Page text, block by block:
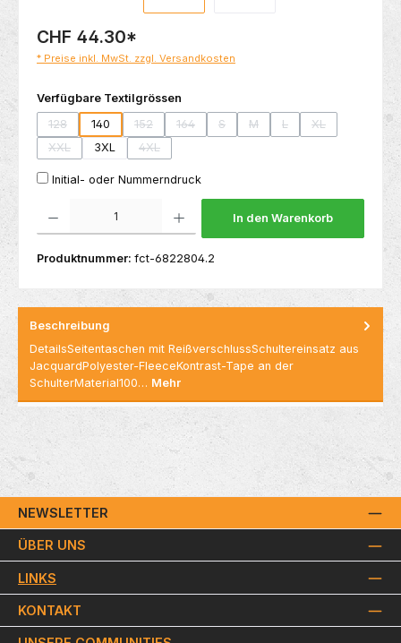
CHF 44.30*
* Preise inkl. MwSt. zzgl. Versandkosten
Verfügbare Textilgrössen
128
(Diese Option ist zurzeit nicht verfügbar.)
140 152
(Diese Option ist zurzeit nicht verfügbar.)
164
(Diese Option ist zurzeit nicht verfügbar.)
S
(Diese Option ist zurzeit nicht
M
(Diese Option ist zurzeit
L
(Diese Option ist
XL
(Diese Option
XXL
(Diese Option ist zurzeit nicht verfügbar.)
3XL 4XL
(Diese Option ist zurzeit nicht verfügbar.)
Initial- oder Nummerndruck
In den Warenkorb
Produktnummer: fct-6822804.2
Beschreibung
DetailsSeitentaschen mit ReißverschlussSchultereinsatz aus
JacquardPolyester-FleeceKontrast-Tape an der
SchulterMaterial100… Mehr
NEWSLETTER
ÜBER UNS
LINKS
KONTAKT